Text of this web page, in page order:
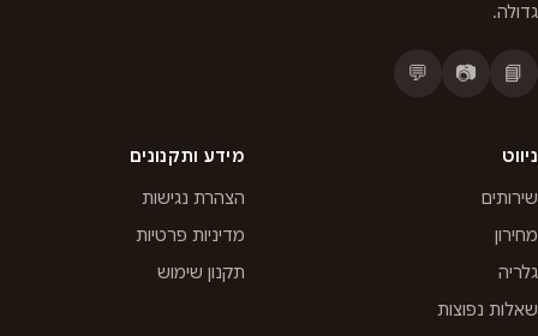
גדולה.
📘
📷
💬
ניווט
שירותים
מחירון
גלריה
שאלות נפוצות
מידע ותקנונים
הצהרת נגישות
מדיניות פרטיות
תקנון שימוש